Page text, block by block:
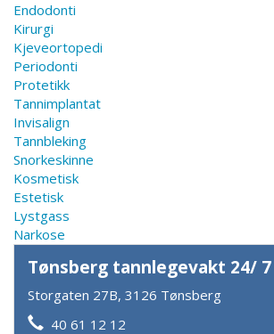
Endodonti
Kirurgi
Kjeveortopedi
Periodonti
Protetikk
Tannimplantat
Invisalign
Tannbleking
Snorkeskinne
Kosmetisk
Estetisk
Lystgass
Narkose
Tønsberg tannlegevakt 24/ 7
Storgaten 27B, 3126 Tønsberg
40 61 12 12